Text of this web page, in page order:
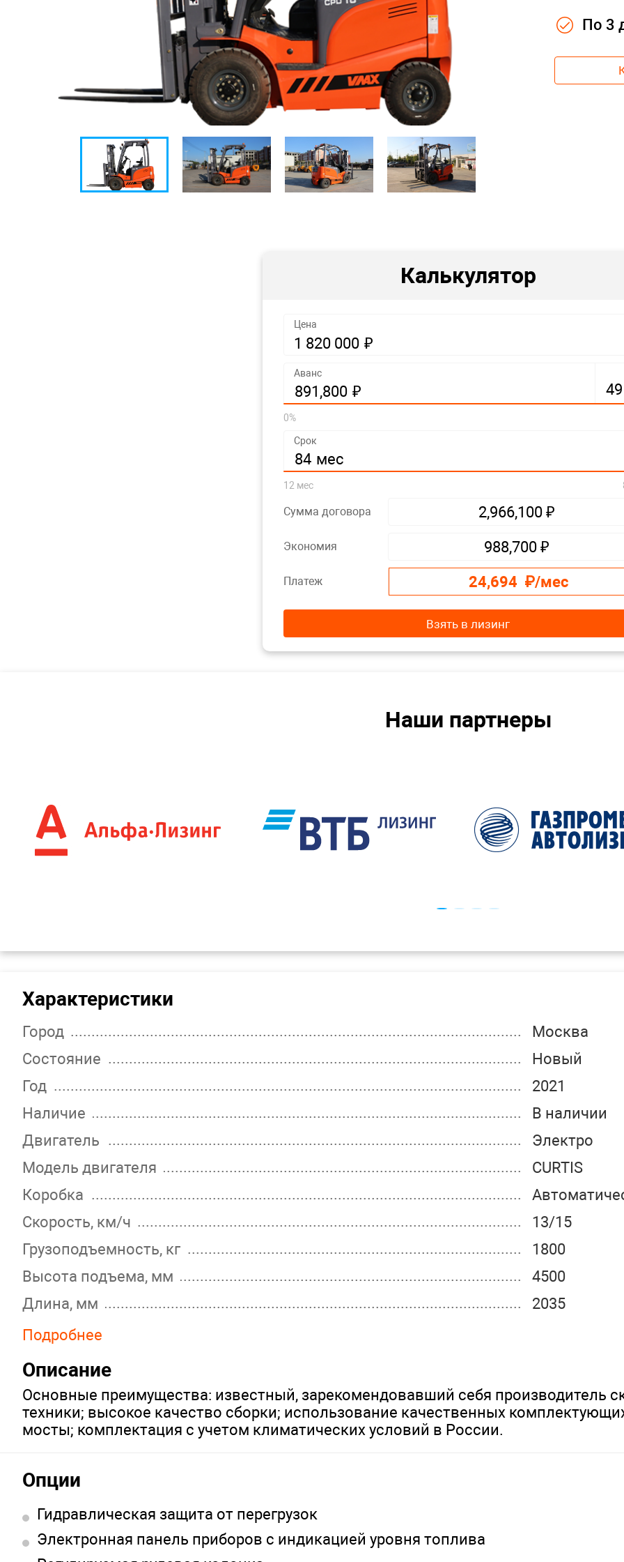
По 3
Калькулятор
Цена
1 820 000 ₽
Аванс
891,800 ₽
0%
Срок
84 мес
12 мес
Сумма договора
2,966,100₽
Экономия
988,700₽
Платеж
24,694₽/мес
Взять в лизинг
Наши партнеры
Характеристики
Город
Москва
Состояние
Новый
Год
2021
Наличие
В наличии
Двигатель
Электро
Модель двигателя
CURTIS
Коробка
Скорость, км/ч
13/15
Грузоподъемность, кг
1800
Высота подъема, мм
4500
Длина, мм
2035
Высота, мм
Ширина, мм
Вес, кг
Гарантия, мес
24
Страна
Подробнее
Описание
Основные преимущества: известный, зарекомендовавший себя производитель
техники; высокое качество сборки; использование качественных
мосты; комплектация с учетом климатических условий в России.
Опции
Гидравлическая защита от перегрузок
Электронная панель приборов с индикацией уровня топлива